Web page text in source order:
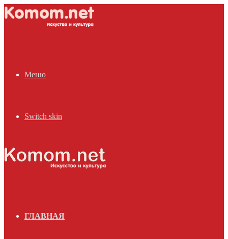
Меню
Switch skin
ГЛАВНАЯ